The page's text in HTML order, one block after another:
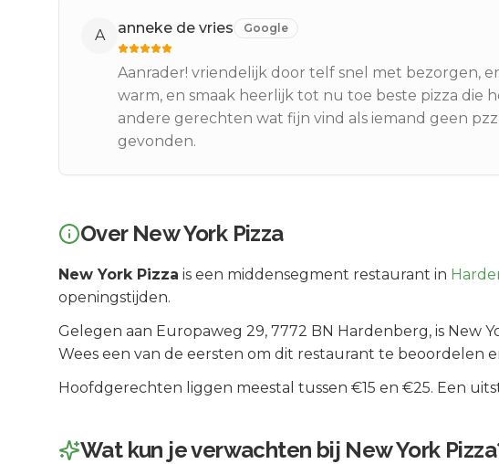
A anneke de vries Google
Aanrader! vriendelijk door telf snel met bezorgen,
warm, en smaak heerlijk tot nu toe beste pizza die
andere gerechten wat fijn vind als iemand geen
gevonden.
Over New York Pizza
New York Pizza is een middensegment restaurant in
openingstijden.
Gelegen aan Europaweg 29, 7772 BN Hardenberg, is New
Wees een van de eersten om dit restaurant te beoordelen
Hoofdgerechten liggen meestal tussen €15 en €25. Een
Wat kun je verwachten bij New York Pizza